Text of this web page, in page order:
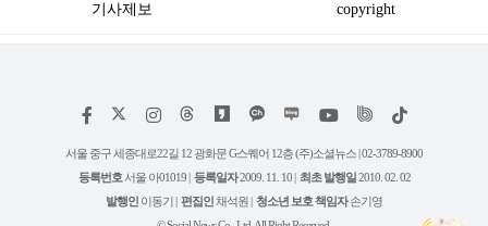
기사제보 copyright
페
스
인
타
램
위
트
유
튜
틱
서울 중구 세종대로22길 12 광화문 G스퀘어 12층 (주)소셜뉴스 | 02-3789-8900
등록번호 서울 아01019 | 등록일자2009. 11. 10 | 최초 발행일2010. 02. 02
발행인 이동기 | 편집인채석원 | 청소년 보호 책임자손기영